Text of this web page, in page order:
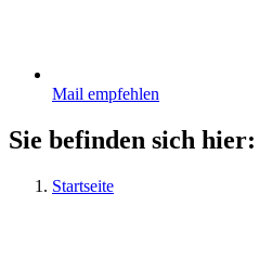
Mail empfehlen
Sie befinden sich hier:
Startseite